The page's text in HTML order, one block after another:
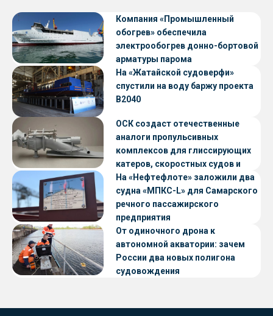
Компания «Промышленный
обогрев» обеспечила
электрообогрев донно-бортовой
арматуры парома
«Петропавловск» проекта CNF22
На «Жатайской судоверфи»
спустили на воду баржу проекта
В2040
ОСК создаст отечественные
аналоги пропульсивных
комплексов для глиссирующих
катеров, скоростных судов и
судов с малой осадкой
На «Нефтефлоте» заложили два
судна «МПКС-L» для Самарского
речного пассажирского
предприятия
От одиночного дрона к
автономной акватории: зачем
России два новых полигона
судовождения